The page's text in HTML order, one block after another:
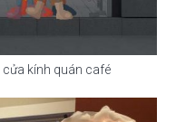
kính quán café